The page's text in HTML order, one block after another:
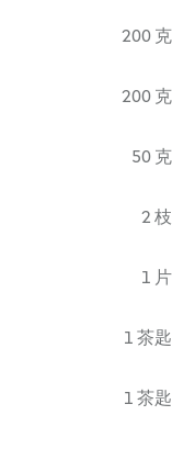
200 克
200 克
50 克
2 枝
1 片
1 茶匙
1 茶匙